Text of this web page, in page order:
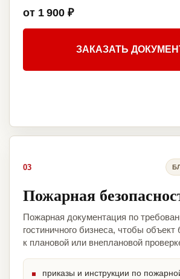
от 1 900 ₽
ЗАКАЗАТЬ
03
Пожарная
Пожарная документация по
гостиничного бизнеса, чтобы объект
к плановой или внеплановой
приказы и инструкции по